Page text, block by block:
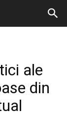
ale
din